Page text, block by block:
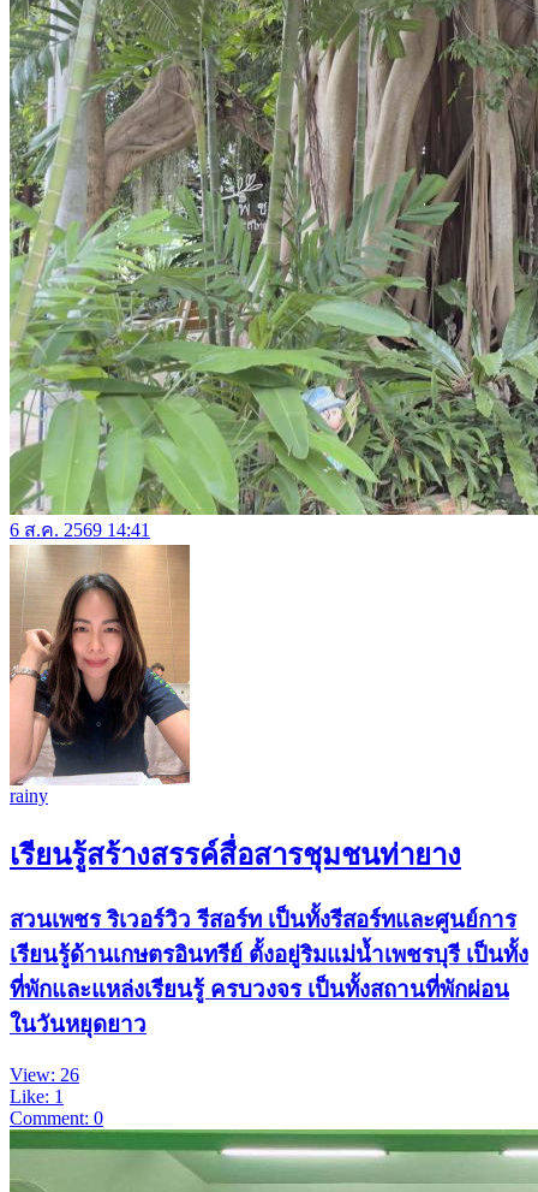
6 ส.ค. 2569 14:41
rainy
เรียนรู้สร้างสรรค์สื่อสารชุมชนท่ายาง
สวนเพชร ริเวอร์วิว รีสอร์ท เป็นทั้งรีสอร์ทและศูนย์การ
เรียนรู้ด้านเกษตรอินทรีย์ ตั้งอยู่ริมแม่น้ำเพชรบุรี เป็นทั้ง
ที่พักและแหล่งเรียนรู้ ครบวงจร เป็นทั้งสถานที่พักผ่อน
ในวันหยุดยาว
View: 26
Like: 1
Comment: 0